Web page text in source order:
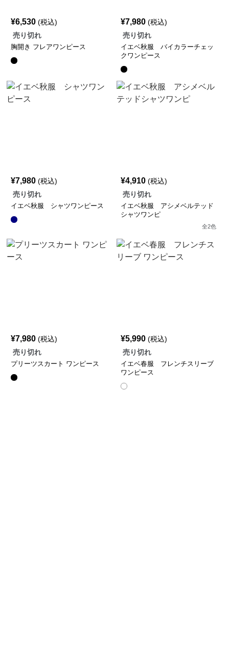
¥6,530 (税込)
売り切れ
胸開き フレアワンピース
¥7,980 (税込)
売り切れ
イエベ秋服 バイカラーチェッ
クワンピース
¥7,980 (税込)
売り切れ
イエベ秋服 シャツワンピース
¥4,910 (税込)
売り切れ
イエベ秋服 アシメベルテッド
シャツワンピ
全2色
¥7,980 (税込)
売り切れ
プリーツスカート ワンピース
¥5,990 (税込)
売り切れ
イエベ春服 フレンチスリーブ
ワンピース